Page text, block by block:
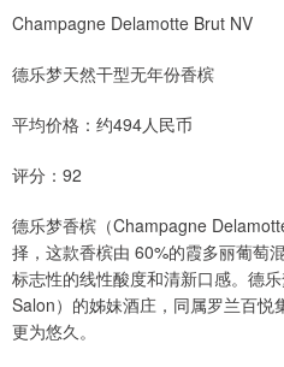
Champagne Delamotte Brut NV
德乐梦天然干型无年份香槟
平均价格：约494人民币
评分：92
德乐梦香槟（Champagne
择，这款香槟由 60%的霞多丽葡萄
标志性的线性酸度和清新口感。德
Salon）的姊妹酒庄，同属罗兰百悦
更为悠久。